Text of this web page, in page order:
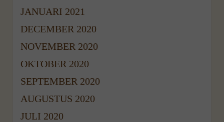
JANUARI 2021
DECEMBER 2020
NOVEMBER 2020
OKTOBER 2020
SEPTEMBER 2020
AUGUSTUS 2020
JULI 2020